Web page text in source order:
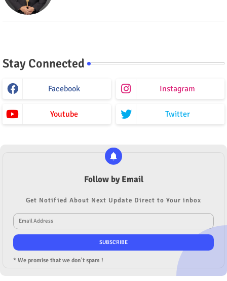
Stay Connected
Facebook Instagram
Youtube Twitter
Follow by Email
Get Notified About Next Update Direct to Your inbox
* We promise that we don't spam !